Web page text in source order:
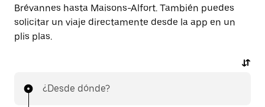
Brévannes hasta Maisons-Alfort. También puedes
solicitar un viaje directamente desde la app en un
plis plas.
¿Desde dónde?